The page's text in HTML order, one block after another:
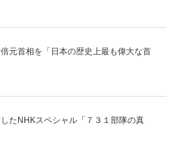
元首相を「日本の歴史上最も偉大な首
たNHKスペシャル「７３１部隊の真